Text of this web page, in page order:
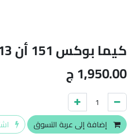
كيما بوكس 151 أن 13
1,950.00ج
إضافة إلى عربة التسوق